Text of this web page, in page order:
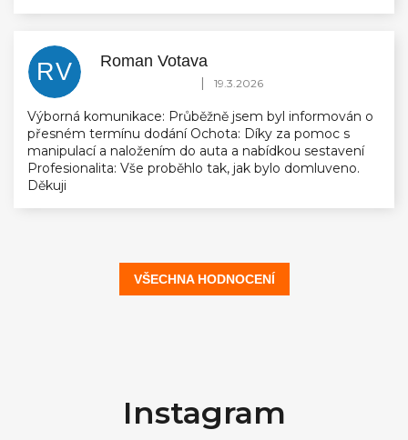
RV Roman Votava
Hodnocení obchodu je 5 z 5 hvězdiček.
| 19.3.2026
Výborná komunikace: Průběžně jsem byl informován o
přesném termínu dodání Ochota: Díky za pomoc s
manipulací a naložením do auta a nabídkou sestavení
Profesionalita: Vše proběhlo tak, jak bylo domluveno.
Děkuji
VŠECHNA HODNOCENÍ
Instagram